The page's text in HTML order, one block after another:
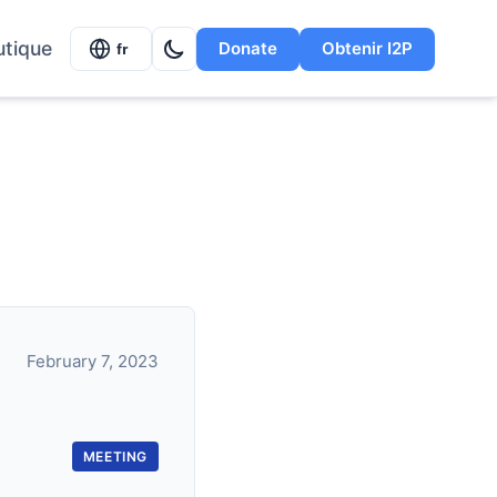
fr Donate Obtenir I2P
February 7, 2023
MEETING